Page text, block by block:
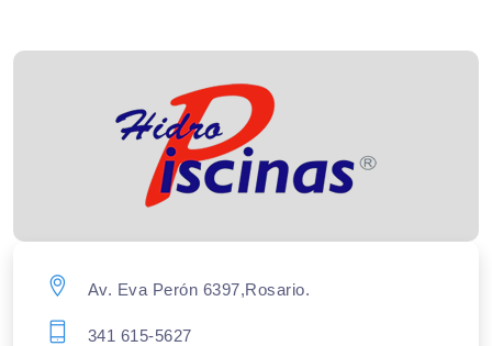
Av. Eva Perón 6397,Rosario.
341 615-5627